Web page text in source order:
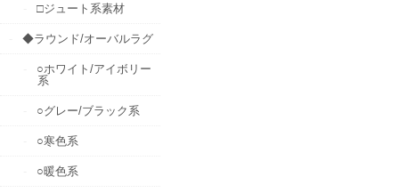
□ジュート系素材
◆ラウンド/オーバルラグ
○ホワイト/アイボリー
系
○グレー/ブラック系
○寒色系
○暖色系